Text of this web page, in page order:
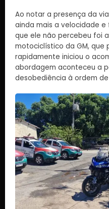
Ao notar a presença da
ainda mais a velocidade
que ele não percebeu foi
motociclístico da GM, que
rapidamente iniciou o
abordagem aconteceu a
desobediência à ordem